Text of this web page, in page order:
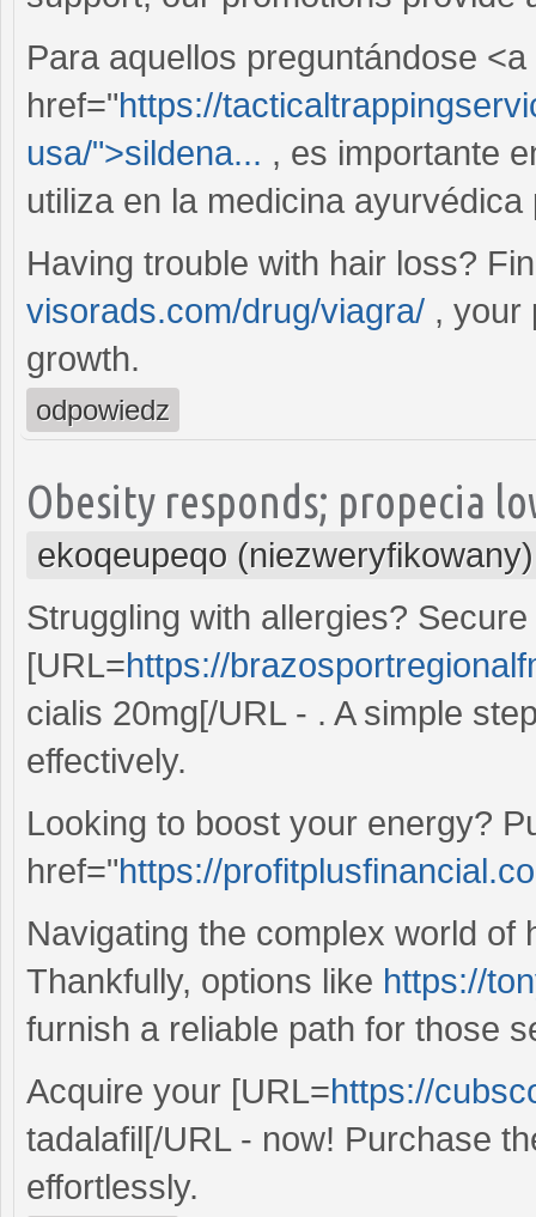
Para aquellos preguntándose <a
href="https://
usa/">sildena... , es importante
utiliza en la medicina
Having trouble with hair loss?
visorads.com/drug/viagra/ , your
growth.
odpowiedz
Obesity responds; propecia
ekoqeupeqo (niezweryfikowany)
Struggling with allergies?
[URL=https://
cialis 20mg[/URL - . A simple
effectively.
Looking to boost your energy?
href="https://
Navigating the complex world
Thankfully, options like https://
furnish a reliable path for those
Acquire your [URL=https://
tadalafil[/URL - now! Purchase
effortlessly.